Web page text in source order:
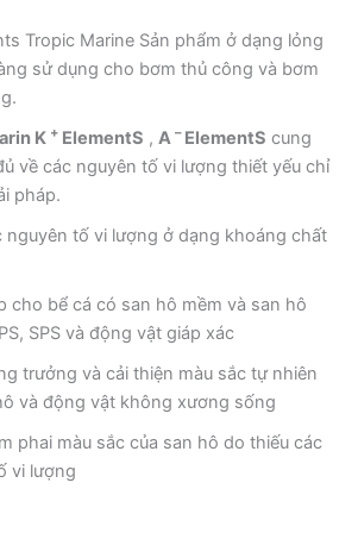
Tropic Marine Sản phẩm ở dạng lỏng
sử dụng cho bơm thủ công và bơm
K + ElementS , A –ElementS cung
về các nguyên tố vi lượng thiết yếu chỉ
pháp.
nguyên tố vi lượng ở dạng khoáng chất
cho bể cá có san hô mềm và san hô
SPS và động vật giáp xác
trưởng và cải thiện màu sắc tự nhiên
và động vật không xương sống
phai màu sắc của san hô do thiếu các
vi lượng